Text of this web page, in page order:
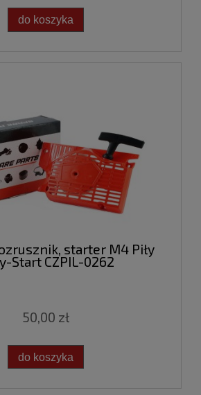
do koszyka
starter M4 Piły
Start CZPIL-0262
50,00 zł
do koszyka